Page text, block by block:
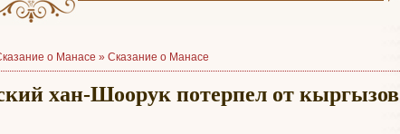
о Манасе » Сказание о Манасе
хан-Шоорук потерпел от кыргызов